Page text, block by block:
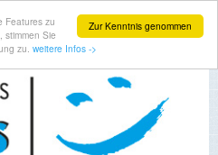
Zur Kenntnis genommen
Features zu
stimmen Sie
zu. weitere Infos ->